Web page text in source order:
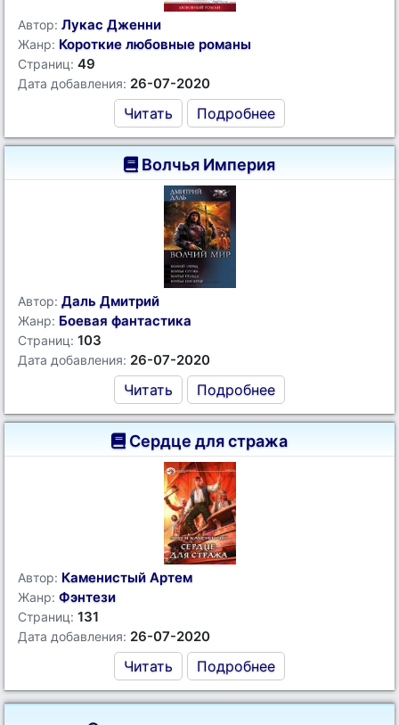
Автор: Лукас Дженни
Жанр: Короткие любовные романы
Страниц: 49
Дата добавления: 26-07-2020
Читать Подробнее
Волчья Империя
Автор: Даль Дмитрий
Жанр: Боевая фантастика
Страниц: 103
Дата добавления: 26-07-2020
Читать Подробнее
Сердце для стража
Автор: Каменистый Артем
Жанр: Фэнтези
Страниц: 131
Дата добавления: 26-07-2020
Читать Подробнее